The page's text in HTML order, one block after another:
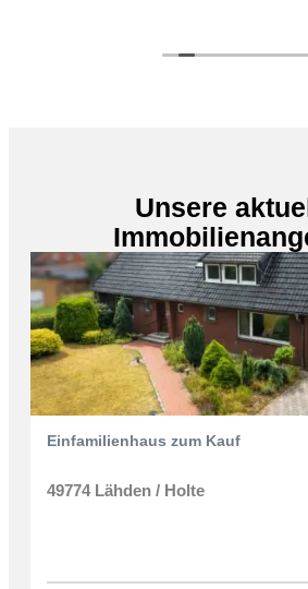
Unsere
Einfamilienhaus zum Kauf
49774 Lähden / Holte